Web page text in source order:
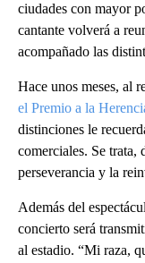
ciudades con mayor
cantante volverá a
acompañado las
Hace unos meses, al
el Premio a la
distinciones le
comerciales. Se trata,
perseverancia y la
Además del
concierto será
al estadio. “Mi raza,